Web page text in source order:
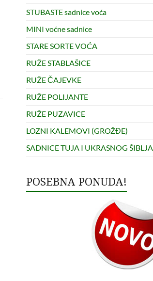
STUBASTE sadnice voća
MINI voćne sadnice
STARE SORTE VOĆA
RUŽE STABLAŠICE
RUŽE ČAJEVKE
RUŽE POLIJANTE
RUŽE PUZAVICE
LOZNI KALEMOVI (GROŽĐE)
SADNICE TUJA I UKRASNOG ŠIBLJA
POSEBNA PONUDA!